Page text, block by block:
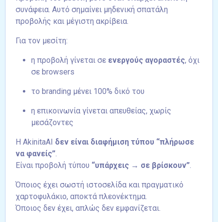
συνάφεια. Αυτό σημαίνει μηδενική σπατάλη
προβολής και μέγιστη ακρίβεια.
Για τον μεσίτη:
η προβολή γίνεται σε ενεργούς αγοραστές, όχι
σε browsers
το branding μένει 100% δικό του
η επικοινωνία γίνεται απευθείας, χωρίς
μεσάζοντες
Η AkinitaAI δεν είναι διαφήμιση τύπου “πλήρωσε
να φανείς”
Είναι προβολή τύπου “υπάρχεις → σε βρίσκουν”
Όποιος έχει σωστή ιστοσελίδα και πραγματικό
χαρτοφυλάκιο, αποκτά πλεονέκτημα.
Όποιος δεν έχει, απλώς δεν εμφανίζεται.